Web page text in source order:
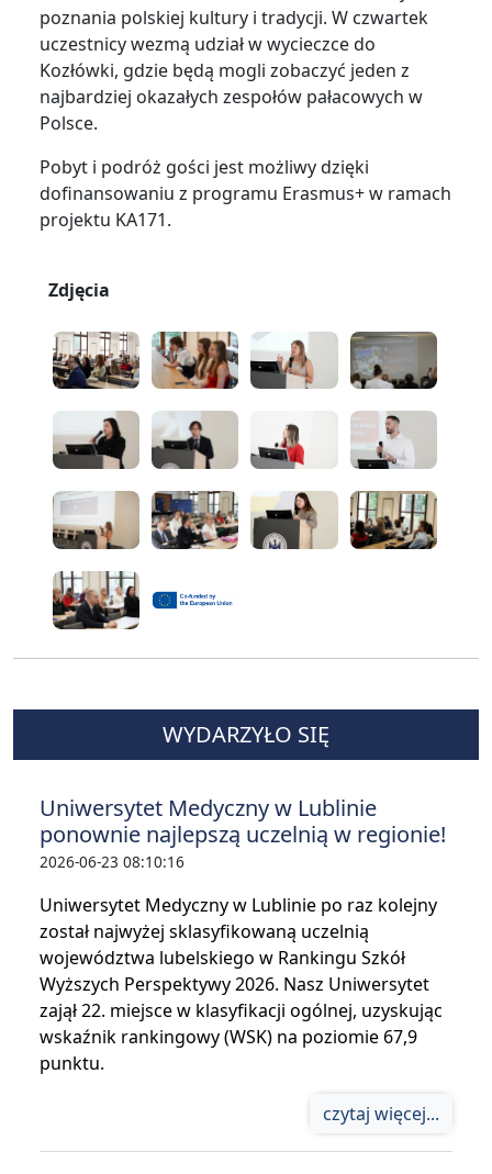
poznania polskiej kultury i tradycji. W czwartek
uczestnicy wezmą udział w wycieczce do
Kozłówki, gdzie będą mogli zobaczyć jeden z
najbardziej okazałych zespołów pałacowych w
Polsce.
Pobyt i podróż gości jest możliwy dzięki
dofinansowaniu z programu Erasmus+ w ramach
projektu KA171.
Zdjęcia
WYDARZYŁO SIĘ
Uniwersytet Medyczny w Lublinie
ponownie najlepszą uczelnią w regionie!
2026-06-23 08:10:16
Uniwersytet Medyczny w Lublinie po raz kolejny
został najwyżej sklasyfikowaną uczelnią
województwa lubelskiego w Rankingu Szkół
Wyższych Perspektywy 2026. Nasz Uniwersytet
zajął 22. miejsce w klasyfikacji ogólnej, uzyskując
wskaźnik rankingowy (WSK) na poziomie 67,9
punktu.
czytaj więcej...